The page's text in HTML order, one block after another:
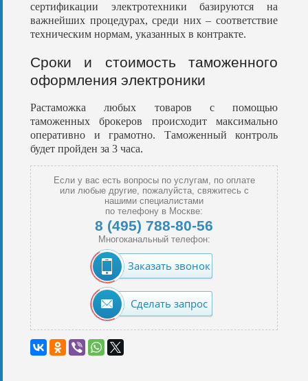
сертификации электротехники базируются на
важнейших процедурах, среди них – соответствие
техническим нормам, указанных в контракте.
Сроки и стоимость таможенного
оформления электроники
Растаможка любых товаров с помощью
таможенных брокеров происходит максимально
оперативно и грамотно. Таможенный контроль
будет пройден за 3 часа.
Если у вас есть вопросы по услугам, по оплате
или любые другие, пожалуйста, свяжитесь с
нашими специалистами
по телефону в Москве:
8 (495) 788-80-56
Многоканальный телефон:
Заказать звонок
Сделать запрос